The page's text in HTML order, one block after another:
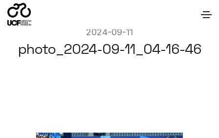
2024-09-11
photo_2024-09-11_04-16-46